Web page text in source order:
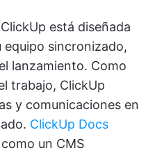
está diseñada
sincronizado,
lanzamiento. Como
trabajo, ClickUp
y comunicaciones en
ClickUp Docs
un CMS